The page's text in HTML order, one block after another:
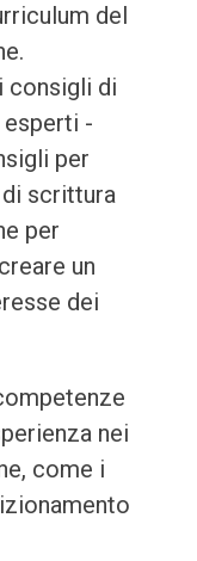
del
consigli di
-
per
scrittura
per
un
dei
nei
come i